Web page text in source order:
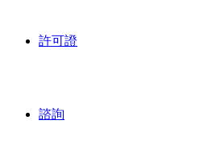
許可證
諮詢